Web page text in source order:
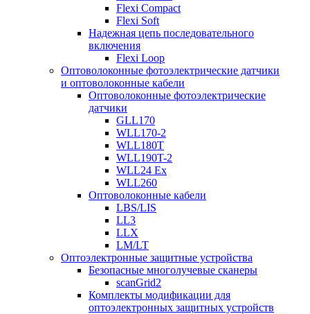
Flexi Compact
Flexi Soft
Надежная цепь последовательного
включения
Flexi Loop
Оптоволоконные фотоэлектрические датчики
и оптоволоконные кабели
Оптоволоконные фотоэлектрические
датчики
GLL170
WLL170-2
WLL180T
WLL190T-2
WLL24 Ex
WLL260
Оптоволоконные кабели
LBS/LIS
LL3
LLX
LM/LT
Оптоэлектронные защитные устройства
Безопасные многолучевые сканеры
scanGrid2
Комплекты модификации для
оптоэлектронных защитных устройств